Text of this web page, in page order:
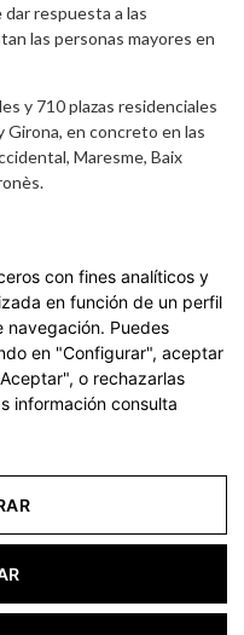
respuesta a las
las personas mayores en
y 710 plazas residenciales
Girona, en concreto en las
Maresme, Baix
click aquí.
derechos reservados
con fines analíticos y
en función de un perfil
Puedes
en "Configurar", aceptar
o rechazarlas
información consulta